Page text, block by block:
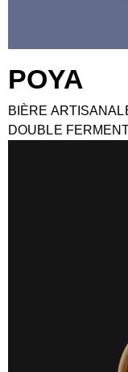
POYA
BIÈRE
DOUBLE